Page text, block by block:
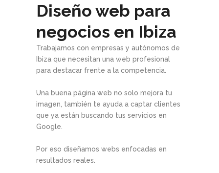
Diseño web para
negocios en Ibiza
Trabajamos con empresas y autónomos de
Ibiza que necesitan una web profesional
para destacar frente a la competencia.
Una buena página web no solo mejora tu
imagen, también te ayuda a captar clientes
que ya están buscando tus servicios en
Google.
Por eso diseñamos webs enfocadas en
resultados reales.